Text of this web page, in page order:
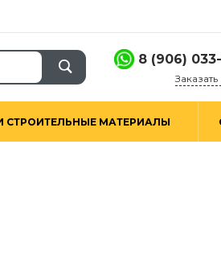
8 (906)
г. Москва,
СТРОИТЕЛЬНЫЕ МАТЕРИАЛЫ